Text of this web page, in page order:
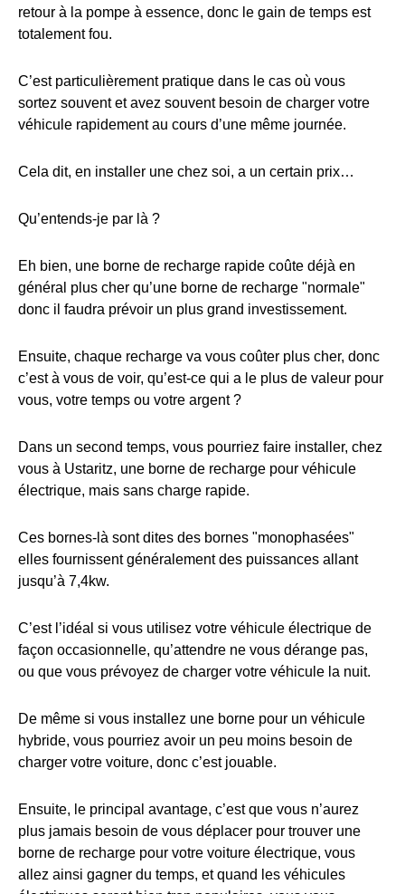
retour à la pompe à essence, donc le gain de temps est
totalement fou.
C’est particulièrement pratique dans le cas où vous
sortez souvent et avez souvent besoin de charger votre
véhicule rapidement au cours d’une même journée.
Cela dit, en installer une chez soi, a un certain prix…
Qu’entends-je par là ?
Eh bien, une borne de recharge rapide coûte déjà en
général plus cher qu’une borne de recharge "normale"
donc il faudra prévoir un plus grand investissement.
Ensuite, chaque recharge va vous coûter plus cher, donc
c’est à vous de voir, qu’est-ce qui a le plus de valeur pour
vous, votre temps ou votre argent ?
Dans un second temps, vous pourriez faire installer, chez
vous à Ustaritz, une borne de recharge pour véhicule
électrique, mais sans charge rapide.
Ces bornes-là sont dites des bornes "monophasées"
elles fournissent généralement des puissances allant
jusqu’à 7,4kw.
C’est l’idéal si vous utilisez votre véhicule électrique de
façon occasionnelle, qu’attendre ne vous dérange pas,
ou que vous prévoyez de charger votre véhicule la nuit.
De même si vous installez une borne pour un véhicule
hybride, vous pourriez avoir un peu moins besoin de
charger votre voiture, donc c’est jouable.
Ensuite, le principal avantage, c’est que vous n’aurez
plus jamais besoin de vous déplacer pour trouver une
borne de recharge pour votre voiture électrique, vous
allez ainsi gagner du temps, et quand les véhicules